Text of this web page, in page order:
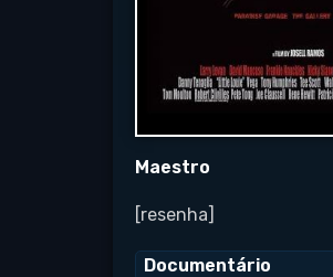
Maestro
[resenha]
Documentário